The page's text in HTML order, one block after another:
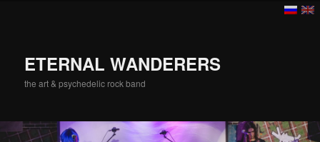
ETERNAL WANDERERS
the art & psychedelic rock band